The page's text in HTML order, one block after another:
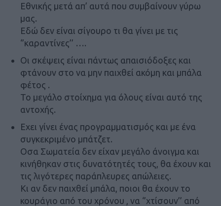
Εθνικής μετά απ’ αυτά που συμβαίνουν γύρω
μας.
Εδώ δεν είναι σίγουρο τι θα γίνει με τις
‘’καραντίνες’’ ….
Οι σκέψεις είναι πάντως απαισιόδοξες και
φτάνουν στο να μην παιχθεί ακόμη και μπάλα
φέτος .
Το μεγάλο στοίχημα για όλους είναι αυτό της
αντοχής.
Εχει γίνει ένας προγραμματισμός και με ένα
συγκεκριμένο μπάτζετ.
Οσα Σωματεία δεν είχαν μεγάλο άνοιγμα και
κινήθηκαν στις δυνατότητές τους, θα έχουν και
τις λιγότερες παράπλευρες απώλειες.
Κι αν δεν παιχθεί μπάλα, ποιοι θα έχουν το
κουράγιο από του χρόνου , να ‘’χτίσουν’’ από